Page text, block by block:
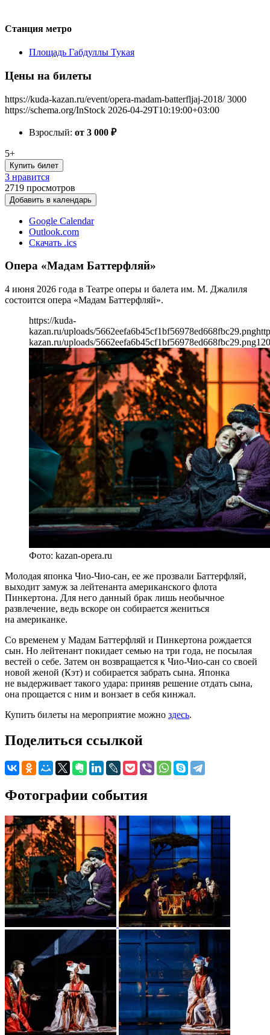
Станция метро
Площадь Габдуллы Тукая
Цены на билеты
https://kuda-kazan.ru/event/opera-madam-batterfljaj-2018/ 3000
https://schema.org/InStock 2026-04-29T10:19:00+03:00
Взрослый: от 3 000 ₽
5+
Купить билет
3 нравится
2719 просмотров
Добавить в календарь
Google Calendar
Outlook.com
Скачать .ics
Опера «Мадам Баттерфляй»
4 июня 2026 года в Театре оперы и балета им. М. Джалиля
состоится опера «Мадам Баттерфляй».
https://kuda-
kazan.ru/uploads/5662eefa6b45cf1bf56978ed668fbc29.png
kazan.ru/uploads/5662eefa6b45cf1bf56978ed668fbc29.png
Фото: kazan-opera.ru
Молодая японка Чио-Чио-сан, ее же прозвали Баттерфляй,
выходит замуж за лейтенанта американского флота
Пинкертона. Для него данный брак лишь необычное
развлечение, ведь вскоре он собирается жениться
на американке.
Со временем у Мадам Баттерфляй и Пинкертона рождается
сын. Но лейтенант покидает семью на три года, не посылая
вестей о себе. Затем он возвращается к Чио-Чио-сан со своей
новой женой (Кэт) и собирается забрать сына. Японка
не выдерживает такого удара: приняв решение отдать сына,
она прощается с ним и вонзает в себя кинжал.
Купить билеты на мероприятие можно здесь.
Поделиться ссылкой
Фотографии события